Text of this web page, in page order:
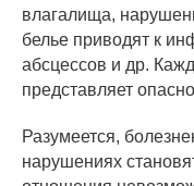
влагалища,
белье приводят к
абсцессов и др.
представляет
Разумеется,
нарушениях